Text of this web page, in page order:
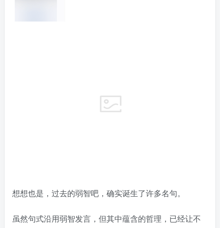
想想也是，过去的弱智吧，确实诞生了许多名句。
虽然句式沿用弱智发言，但其中蕴含的哲理，已经让不